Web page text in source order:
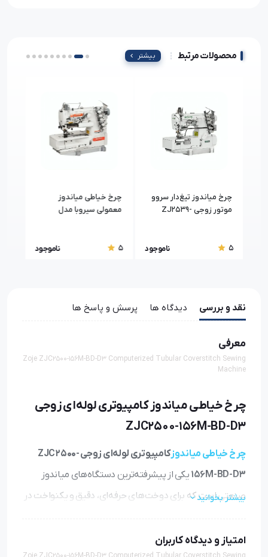
محصولات مرتبط بیشتر
چرخ میاندوز تیغ‌دار سروو
موتور زوجی ZJ2539-
5 ناموجود
چرخ خیاطی میاندوز
معمولی سیروبا مدل
5 ناموجود
نقد و بررسی دیدگاه ها پرسش و پاسخ ها
معرفی
Zoje ZJC2500-156M-BD-D3 Computerized Tubular Coverstitch Sewing
Machine
چرخ خیاطی میاندوز کامپیوتری لوله‌ای زوجی
ZJC2500-156M-BD-D3
چرخ خیاطی میاندوز
کامپیوتری لوله‌ای زوجی ZJC2500-
156M-BD-D3 یکی از پیشرفته‌ترین دستگاه‌های میاندوز
صنعتی است که برای دوخت‌های حرفه‌ای، دقیق و یکنواخت در
سیستم کامپیوتری، امکان دوخت بخش‌هایی از لباس را فراهم
بیشتر بخوانید
امتیاز و دیدگاه کاربران